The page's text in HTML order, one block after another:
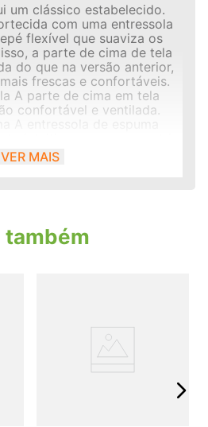
um clássico estabelecido.
com uma entressola
flexível que suaviza os
a parte de cima de tela
do que na versão anterior,
frescas e confortáveis.
A parte de cima em tela
confortável e ventilada.
A entressola de espuma
conforto. Sola acolchoada
intuitivo da Nike e sulcos
sensação natural ao calçar
A tela na parte de
do que a do Revolution 7
VER MAIS
também